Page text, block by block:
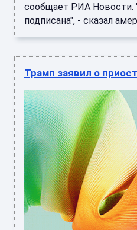
сообщает РИА Новости.
подписана", - сказал
Трамп заявил о